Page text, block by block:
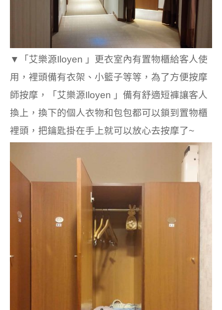
▼
「艾樂源Iloyen 」更衣室內有置物櫃給客人使
用，裡頭備有衣架、小籃子等等，為了方便按摩
師按摩，
「艾樂源Iloyen 」備有舒適短褲讓客人
換上，換下的個人衣物和包包都可以鎖到置物櫃
裡頭，把鑰匙掛在手上就可以放心去按摩了~